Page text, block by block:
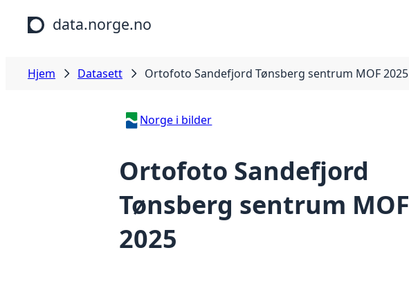
Hopp til hovedinnhold
data.norge.no
Hjem Datasett Ortofoto Sandefjord Tønsberg sentrum MOF 2025
Norge i bilder
Ortofoto Sandefjord
Tønsberg sentrum MOF
2025